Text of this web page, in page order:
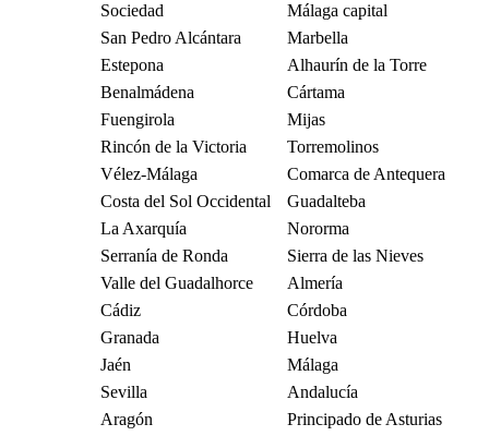
Sociedad
Málaga capital
San Pedro Alcántara
Marbella
Estepona
Alhaurín de la Torre
Benalmádena
Cártama
Fuengirola
Mijas
Rincón de la Victoria
Torremolinos
Vélez-Málaga
Comarca de Antequera
Costa del Sol Occidental
Guadalteba
La Axarquía
Nororma
Serranía de Ronda
Sierra de las Nieves
Valle del Guadalhorce
Almería
Cádiz
Córdoba
Granada
Huelva
Jaén
Málaga
Sevilla
Andalucía
Aragón
Principado de Asturias